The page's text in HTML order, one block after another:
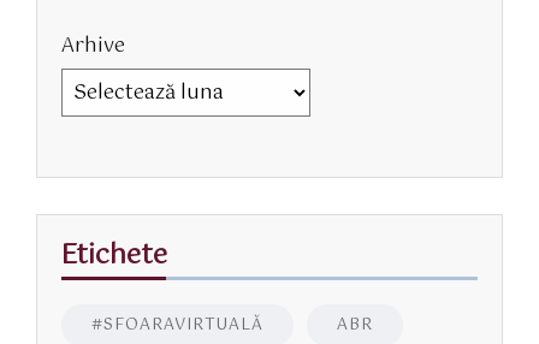
Arhive
Etichete
#SFOARAVIRTUALĂ ABR